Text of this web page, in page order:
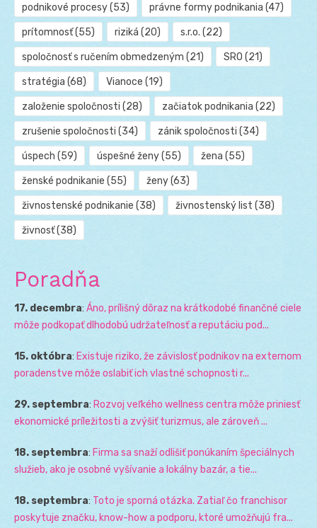
podnikové procesy(53) právne formy podnikania (47)
prítomnosť(55) riziká (20) s.r.o. (22)
spoločnosť s ručením obmedzeným (21) SRO (21)
stratégia (68) Vianoce (19)
založenie spoločnosti (28) začiatok podnikania (22)
zrušenie spoločnosti (34) zánik spoločnosti (34)
úspech (59) úspešné ženy(55) žena (55)
ženské podnikanie (55) ženy(63)
živnostenské podnikanie (38) živnostenský list (38)
živnosť(38)
Poradňa
17. decembra: Áno, prílišný dôraz na krátkodobé finančné ciele
môže podkopať dlhodobú udržateľnosť a reputáciu pod...
15. októbra: Existuje riziko, že závislosť podnikov na externom
poradenstve môže oslabiť ich vlastné schopnosti r...
29. septembra: Rozvoj veľkého wellness centra môže priniesť
ekonomické príležitosti a zvýšiť turizmus, ale zároveň ...
18. septembra: Firma sa snaží odlišiť ponúkaním špeciálnych
služieb, ako je osobné vyšívanie a lokálny bazár, a tie...
18. septembra: Toto je sporná otázka. Zatiaľ čo franchisor
poskytuje značku, know-how a podporu, ktoré umožňujú fra...